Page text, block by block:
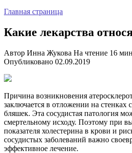
Главная страница
Какие лекарства
Автор Инна Жукова На чтение 16 мин
Опубликовано 02.09.2019
Причина возникновения
заключается в отложении на стенках
бляшек. Эта сосудистая патология
смертельному исходу. Поэтому при
показателя холестерина в крови и
сосудистых заболеваний важно
эффективное лечение.